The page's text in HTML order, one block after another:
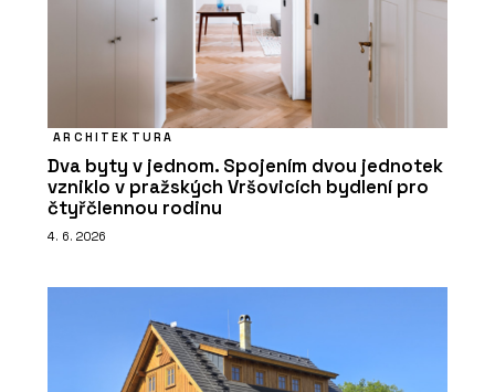
ARCHITEKTURA
Dva byty v jednom. Spojením dvou jednotek
vzniklo v pražských Vršovicích bydlení pro
čtyřčlennou rodinu
4. 6. 2026